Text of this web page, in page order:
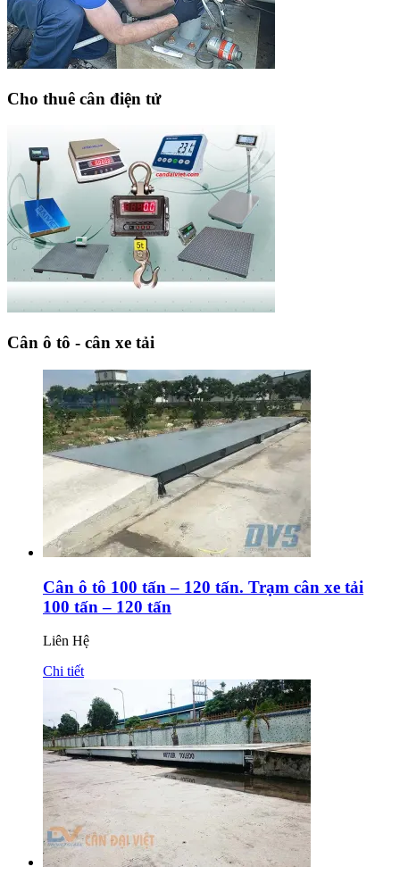
Cho thuê cân điện tử
Cân ô tô - cân xe tải
Cân ô tô 100 tấn – 120 tấn. Trạm cân xe tải
100 tấn – 120 tấn
Liên Hệ
Chi tiết